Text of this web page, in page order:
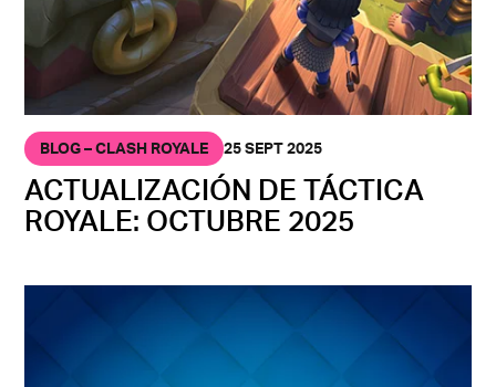
BLOG – CLASH ROYALE 25 SEPT 2025
ACTUALIZACIÓN DE TÁCTICA
ROYALE: OCTUBRE 2025